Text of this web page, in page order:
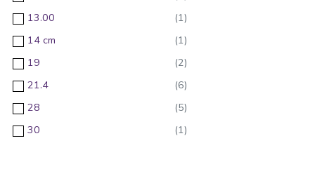
13.00
14 cm
19
21.4
28
30